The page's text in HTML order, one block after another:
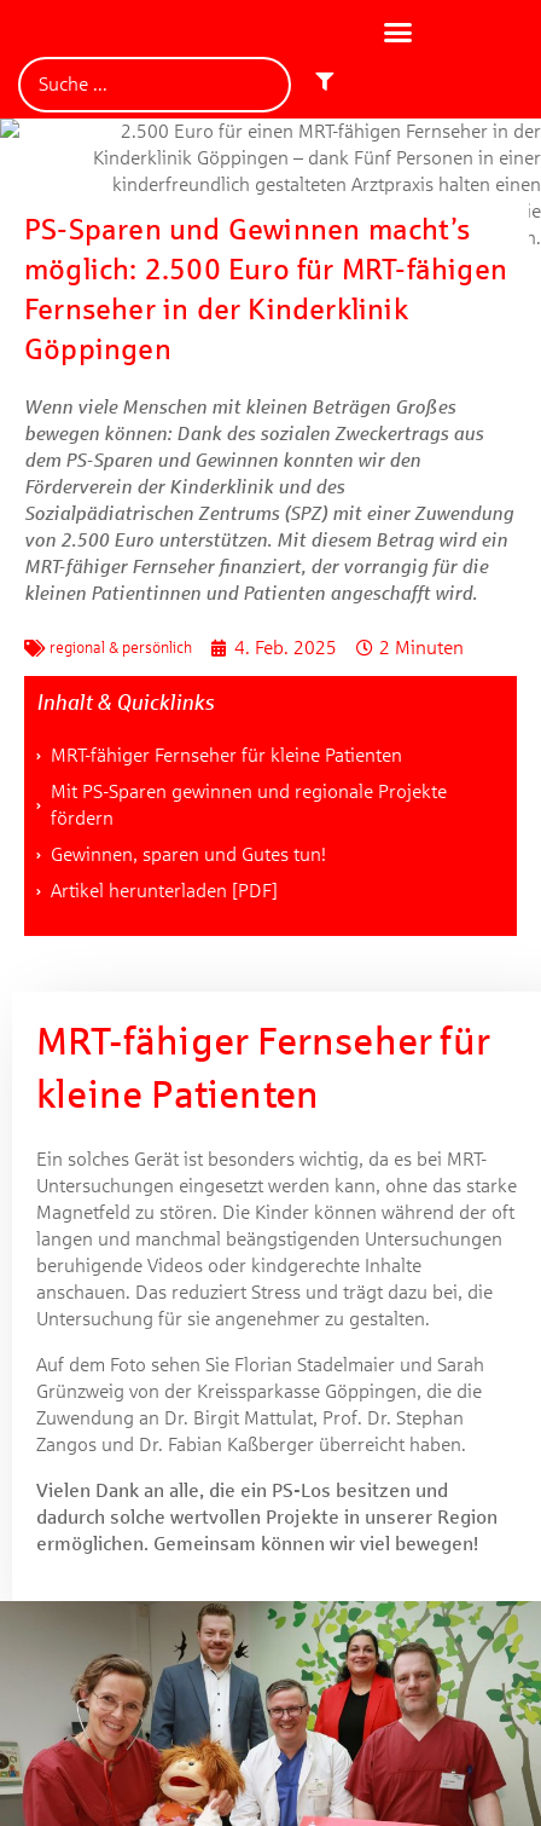
PS-Sparen und Gewinnen macht’s
möglich: 2.500 Euro für MRT-fähigen
Fernseher in der Kinderklinik
Göppingen
Wenn viele Menschen mit kleinen Beträgen Großes
bewegen können: Dank des sozialen Zweckertrags aus
dem PS-Sparen und Gewinnen konnten wir den
Förderverein der Kinderklinik und des
Sozialpädiatrischen Zentrums (SPZ) mit einer Zuwendung
von 2.500 Euro unterstützen. Mit diesem Betrag wird ein
MRT-fähiger Fernseher finanziert, der vorrangig für die
kleinen Patientinnen und Patienten angeschafft wird.
regional & persönlich 4. Feb. 2025 2 Minuten
Inhalt & Quicklinks
MRT-fähiger Fernseher für kleine Patienten
Mit PS-Sparen gewinnen und regionale Projekte
fördern
Gewinnen, sparen und Gutes tun!
Artikel herunterladen [PDF]
MRT-fähiger Fernseher für
kleine Patienten
Ein solches Gerät ist besonders wichtig, da es bei MRT-
Untersuchungen eingesetzt werden kann, ohne das starke
Magnetfeld zu stören. Die Kinder können während der oft
langen und manchmal beängstigenden Untersuchungen
beruhigende Videos oder kindgerechte Inhalte
anschauen. Das reduziert Stress und trägt dazu bei, die
Untersuchung für sie angenehmer zu gestalten.
Auf dem Foto sehen Sie Florian Stadelmaier und Sarah
Grünzweig von der Kreissparkasse Göppingen, die die
Zuwendung an Dr. Birgit Mattulat, Prof. Dr. Stephan
Zangos und Dr. Fabian Kaßberger überreicht haben.
Vielen Dank an alle, die ein PS-Los besitzen und
dadurch solche wertvollen Projekte in unserer Region
ermöglichen. Gemeinsam können wir viel bewegen!